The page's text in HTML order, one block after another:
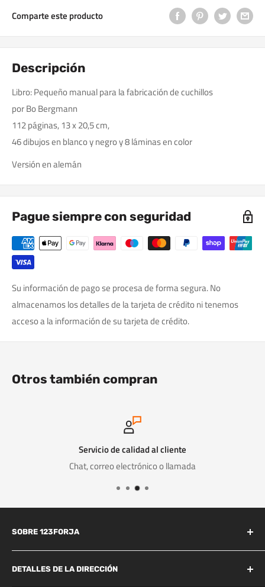
Comparte este producto
Descripción
Libro: Pequeño manual para la fabricación de cuchillos
por Bo Bergmann
112 páginas, 13 x 20,5 cm,
46 dibujos en blanco y negro y 8 láminas en color
Versión en alemán
Pague siempre con seguridad
Su información de pago se procesa de forma segura. No
almacenamos los detalles de la tarjeta de crédito ni tenemos
acceso a la información de su tarjeta de crédito.
Otros también compran
Servicio de calidad al cliente
Chat, correo electrónico o llamada
SOBRE 123FORJA
123forja tiene años de experiencia en el campo de la forja y la
fundición.
DETALLES DE LA DIRECCIÓN